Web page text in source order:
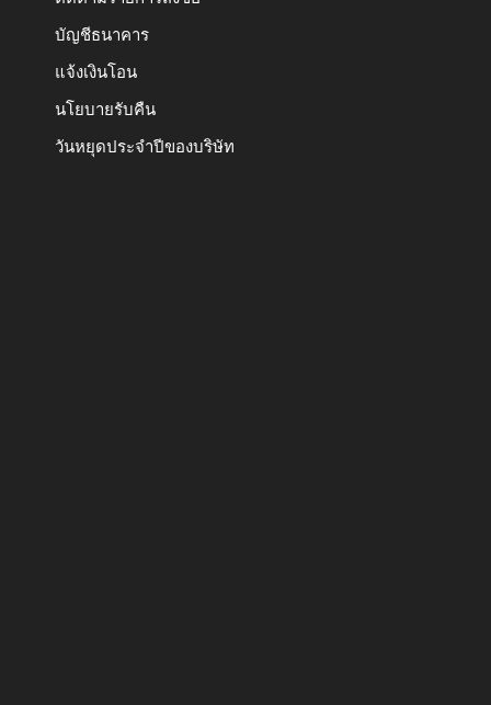
บัญชีธนาคาร
แจ้งเงินโอน
นโยบายรับคืน
วันหยุดประจำปีของบริษัท